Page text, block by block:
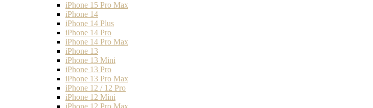
iPhone 15 Pro Max
iPhone 14
iPhone 14 Plus
iPhone 14 Pro
iPhone 14 Pro Max
iPhone 13
iPhone 13 Mini
iPhone 13 Pro
iPhone 13 Pro Max
iPhone 12 / 12 Pro
iPhone 12 Mini
iPhone 12 Pro Max